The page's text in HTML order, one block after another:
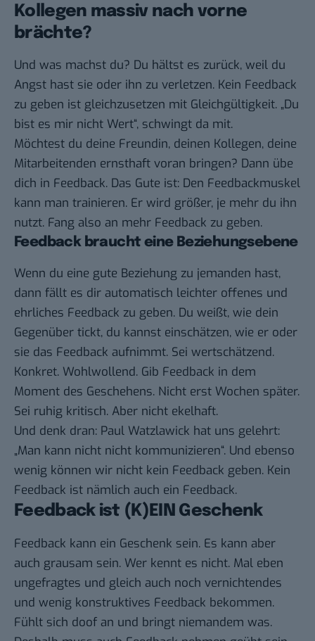
Kollegen massiv nach vorne
brächte?
Und was machst du? Du hältst es zurück, weil du
Angst hast sie oder ihn zu verletzen. Kein Feedback
zu geben ist gleichzusetzen mit Gleichgültigkeit. „Du
bist es mir nicht Wert“, schwingt da mit.
Möchtest du deine Freundin, deinen Kollegen, deine
Mitarbeitenden ernsthaft voran bringen? Dann übe
dich in Feedback. Das Gute ist: Den Feedbackmuskel
kann man trainieren. Er wird größer, je mehr du ihn
nutzt. Fang also an mehr Feedback zu geben.
Feedback braucht eine Beziehungsebene
Wenn du eine gute Beziehung zu jemanden hast,
dann fällt es dir automatisch leichter offenes und
ehrliches Feedback zu geben. Du weißt, wie dein
Gegenüber tickt, du kannst einschätzen, wie er oder
sie das Feedback aufnimmt. Sei wertschätzend.
Konkret. Wohlwollend. Gib Feedback in dem
Moment des Geschehens. Nicht erst Wochen später.
Sei ruhig kritisch. Aber nicht ekelhaft.
Und denk dran: Paul Watzlawick hat uns gelehrt:
„Man kann nicht nicht kommunizieren“. Und ebenso
wenig können wir nicht kein Feedback geben. Kein
Feedback ist nämlich auch ein Feedback.
Feedback ist (K)EIN Geschenk
Feedback kann ein Geschenk sein. Es kann aber
auch grausam sein. Wer kennt es nicht. Mal eben
ungefragtes und gleich auch noch vernichtendes
und wenig konstruktives Feedback bekommen.
Fühlt sich doof an und bringt niemandem was.